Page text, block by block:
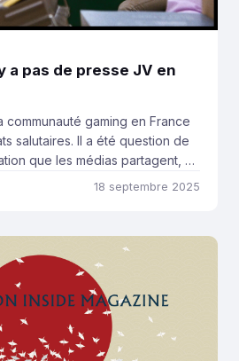
a pas de presse JV en
communauté gaming en France
salutaires. Il a été question de
que les médias partagent, du
des entreprises, et du
sur le […]
18 septembre 2025